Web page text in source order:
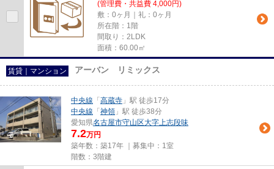
(管理費・共益費 4,000円)
敷：0ヶ月｜礼：0ヶ月
所在階：1階
間取り：2LDK
面積：60.00㎡
賃貸｜マンション アーバン リミックス
中央線 「 高蔵寺 」駅 徒歩17分
中央線 「 神領 」駅 徒歩38分
愛知県名古屋市守山区大字上志段味
7.2万円
築年数：築17年 ｜募集中： 1室
階数：3階建